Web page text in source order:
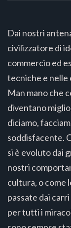
Dai nostri
civilizzatore di
commercio ed
tecniche e nelle
Man mano che
diventano
diciamo,
soddisfacente.
si è evoluto dai
nostri
cultura, o come
passate dai
per tutti i